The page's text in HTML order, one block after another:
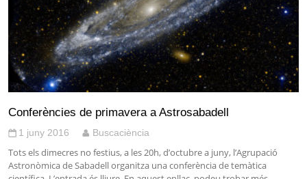
Conferències de primavera a Astrosabadell
1 juny 2016 Buscaciència
Tots els dimecres no festius, a les 20h, d’octubre a juny, l’Agrupació
Astronòmica de Sabadell organitza una conferència de temàtica